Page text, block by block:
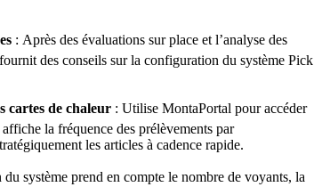
: Après des évaluations sur place et l’analyse des
des conseils sur la configuration du système Pick
cartes de chaleur : Utilise MontaPortal pour accéder
la fréquence des prélèvements par
les articles à cadence rapide.
système prend en compte le nombre de voyants, la